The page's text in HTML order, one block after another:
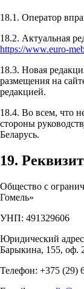
18.1. Оператор
18.2. Актуальная
https://www.euro-
18.3. Новая
размещения на
редакцией.
18.4. Во всем, что
стороны
Беларусь.
19.
Общество с
Гомель»
УНП: 491329606
Юридический
Барыкина, 155, оф.
Телефон: +375 (29)